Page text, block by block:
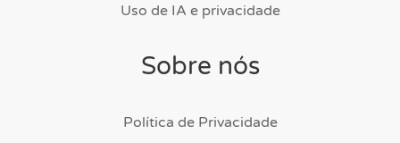
Uso de IA e privacidade
Sobre nós
Política de Privacidade